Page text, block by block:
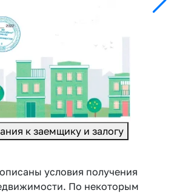
к заемщику и залогу
условия получения
По некоторым